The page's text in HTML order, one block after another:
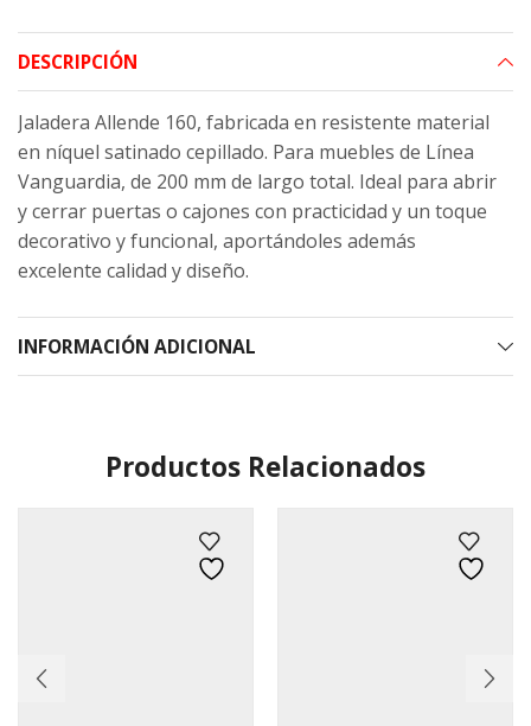
DESCRIPCIÓN
Jaladera Allende 160, fabricada en resistente material
en níquel satinado cepillado. Para muebles de Línea
Vanguardia, de 200 mm de largo total. Ideal para abrir
y cerrar puertas o cajones con practicidad y un toque
decorativo y funcional, aportándoles además
excelente calidad y diseño.
INFORMACIÓN ADICIONAL
Productos Relacionados